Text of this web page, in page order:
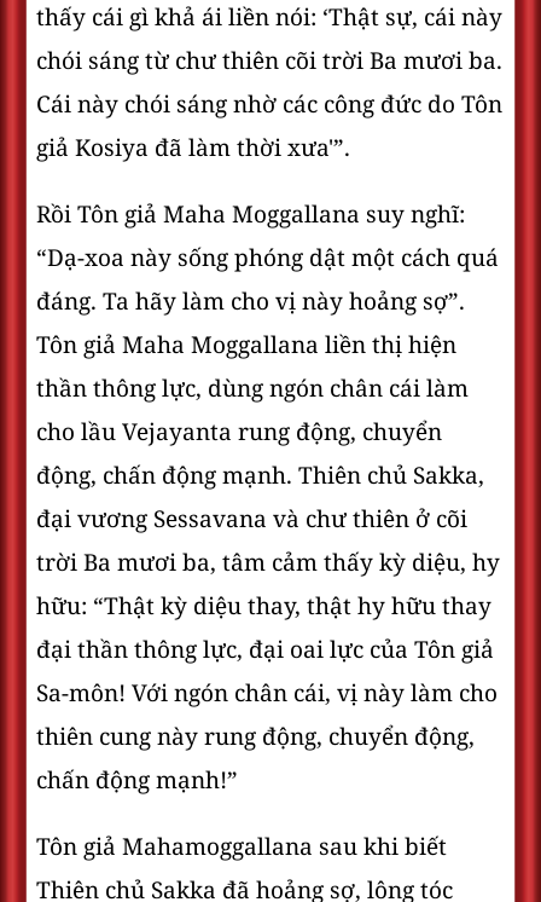
thấy cái gì khả ái liền nói: ‘Thật sự, cái này
chói sáng từ chư thiên cõi trời Ba mươi ba.
Cái này chói sáng nhờ các công đức do Tôn
giả Kosiya đã làm thời xưa'”.
Rồi Tôn giả Maha Moggallana suy nghĩ:
“Dạ-xoa này sống phóng dật một cách quá
đáng. Ta hãy làm cho vị này hoảng sợ”.
Tôn giả Maha Moggallana liền thị hiện
thần thông lực, dùng ngón chân cái làm
cho lầu Vejayanta rung động, chuyển
động, chấn động mạnh. Thiên chủ Sakka,
đại vương Sessavana và chư thiên ở cõi
trời Ba mươi ba, tâm cảm thấy kỳ diệu, hy
hữu: “Thật kỳ diệu thay, thật hy hữu thay
đại thần thông lực, đại oai lực của Tôn giả
Sa-môn! Với ngón chân cái, vị này làm cho
thiên cung này rung động, chuyển động,
chấn động mạnh!”
Tôn giả Mahamoggallana sau khi biết
Thiên chủ Sakka đã hoảng sợ, lông tóc